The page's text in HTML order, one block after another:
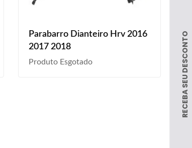
Parabarro Dianteiro Hrv 2016
2017 2018
Produto Esgotado